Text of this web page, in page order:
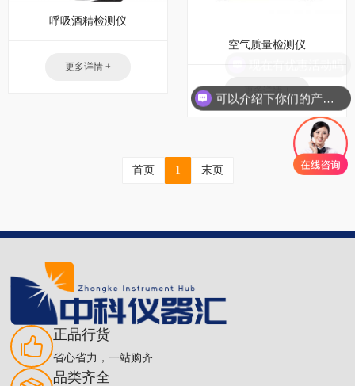
呼吸酒精检测仪
更多详情 +
空气质量检测仪
更多详情 +
首页 1 末页
正品行货
省心省力，一站购齐
品类齐全
可以介绍下你们的产品么
现在有优惠活动吗